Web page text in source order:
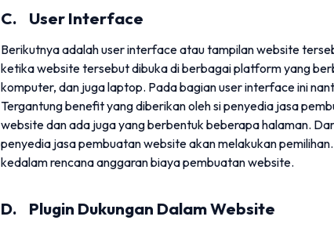
C. User Interface
Berikutnya adalah user interface atau tampilan website
ketika website tersebut dibuka di berbagai platform yang
komputer, dan juga laptop. Pada bagian user interface ini
Tergantung benefit yang diberikan oleh si penyedia jasa
website dan ada juga yang berbentuk beberapa halaman.
penyedia jasa pembuatan website akan melakukan
kedalam rencana anggaran biaya pembuatan website.
D. Plugin Dukungan Dalam Website